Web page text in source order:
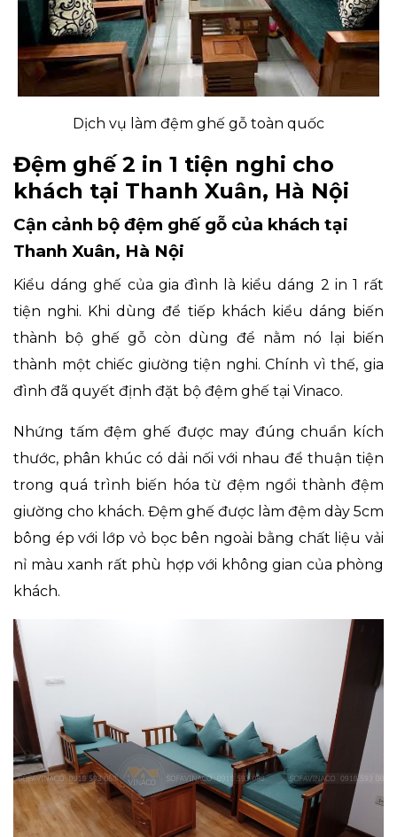
Dịch vụ làm đệm ghế gỗ toàn quốc
Đệm ghế 2 in 1 tiện nghi cho
khách tại Thanh Xuân, Hà Nội
Cận cảnh bộ đệm ghế gỗ của khách tại
Thanh Xuân, Hà Nội
Kiểu dáng ghế của gia đình là kiểu dáng 2 in 1 rất
tiện nghi. Khi dùng để tiếp khách kiểu dáng biến
thành bộ ghế gỗ còn dùng để nằm nó lại biến
thành một chiếc giường tiện nghi. Chính vì thế, gia
đình đã quyết định đặt bộ đệm ghế tại Vinaco.
Nhứng tấm đệm ghế được may đúng chuẩn kích
thước, phân khúc có dải nối với nhau để thuận tiện
trong quá trình biến hóa từ đệm ngồi thành đệm
giường cho khách. Đệm ghế được làm đệm dày 5cm
bông ép với lớp vỏ bọc bên ngoài bằng chất liệu vải
nỉ màu xanh rất phù hợp với không gian của phòng
khách.